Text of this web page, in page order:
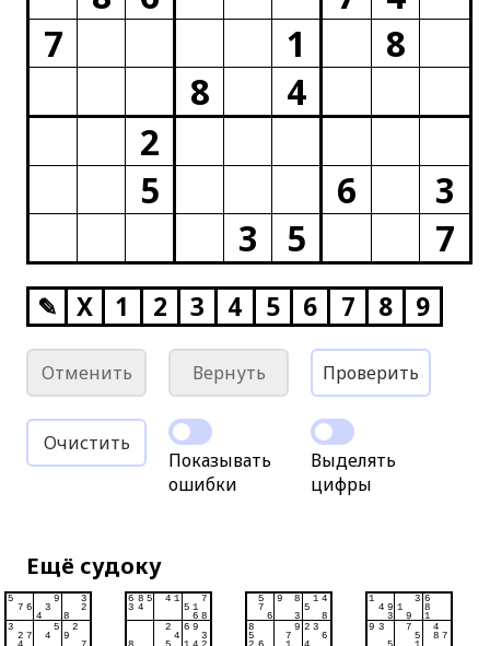
7
1
8
8
4
2
5
6
3
3
5 7
✎ X 1 2 3 4 5 6 7 8 9
Отменить Вернуть Проверить
Очистить
Показывать
ошибки
Выделять
цифры
Ещё судоку